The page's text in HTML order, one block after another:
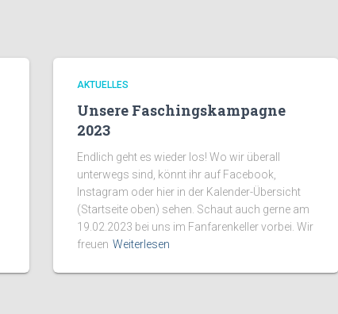
AKTUELLES
Unsere Faschingskampagne
2023
Endlich geht es wieder los! Wo wir überall
unterwegs sind, könnt ihr auf Facebook,
Instagram oder hier in der Kalender-Übersicht
(Startseite oben) sehen. Schaut auch gerne am
19.02.2023 bei uns im Fanfarenkeller vorbei. Wir
freuen Weiterlesen